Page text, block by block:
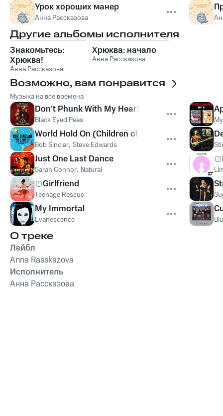
Урок хороших манер
Анна Рассказова
Другие альбомы исполнителя
Знакомьтесь:
Хрюква!
Анна Рассказова
Хрюква: начало
Анна Рассказова
Возможно, вам понравится
Музыка на все времена
Don't Phunk With My Heart
Black Eyed Peas
World Hold On (Children of the Sky)
Bob Sinclar, Steve Edwards
Just One Last Dance
Sarah Connor, Natural
Girlfriend
Teenage Rescue
My Immortal
Evanescence
О треке
Лейбл
Anna Rasskazova
Исполнитель
Анна Рассказова